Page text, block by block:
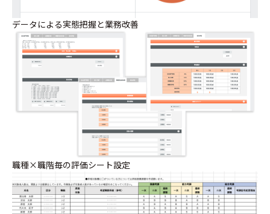
データによる実態把握と業務改善
職種×職階毎の評価シート設定